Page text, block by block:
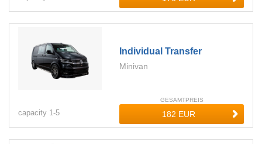
Individual Transfer
Minivan
capacity 1-5
GESAMTPREIS